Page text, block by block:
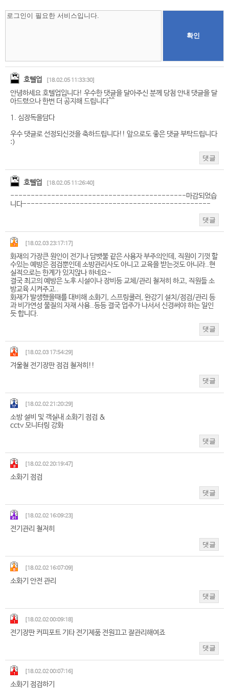
확인
호텔업 [18.02.05 11:33:30]
안녕하세요 호텔업입니다! 우수한 댓글을 달아주신 분께 당첨 안내 댓글을 달
아드렸으나 한번 더 공지해 드립니다^^
1. 심장독을담다
우수 댓글로 선정되신것을 축하드립니다!! 앞으로도 좋은 댓글 부탁드립니다
:)
댓글
호텔업 [18.02.05 11:26:40]
-------------------------------------------마감되었습
니다----------------------------------------------
댓글
[18.02.03 23:17:17]
화재의 가장큰 원인이 전기나 담뱃불 같은 사용자 부주의인데, 직원이 기껏 할
수있는 예방은 점검뿐인데 소방관리사도 아니고 교육을 받는것도 아니라..현
실적으로는 한계가 있지않나 하네요~
결국 최고의 예방은 노후 시설이나 장비등 교체/관리 철저히 하고, 직원들 소
방교육 시켜주고..
화재가 발생했을때를 대비해 소화기, 스프링쿨러, 완강기 설치/점검/관리 등
과 비가연성 물질의 자재 사용..등등 결국 업주가 나서서 신경써야 하는 일인
듯 합니다.
댓글
[18.02.03 17:54:29]
겨울철 전기장판 점검 철저히!!
댓글
[18.02.02 21:20:29]
소방 설비 및 객실내 소화기 점검 &
cctv 모니터링 강화
댓글
[18.02.02 20:19:47]
소화기 점검
댓글
[18.02.02 16:09:23]
전기관리 철저히
댓글
[18.02.02 16:07:09]
소화기 안전 관리
댓글
[18.02.02 00:09:18]
전기장판 커피포트 기타 전기제품 전원끄고 잘관리해여죠
댓글
[18.02.02 00:07:16]
소화기 점검하기